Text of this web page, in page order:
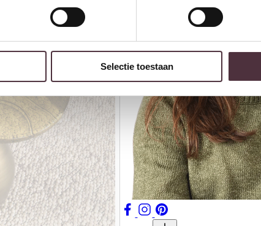
Selectie toestaan